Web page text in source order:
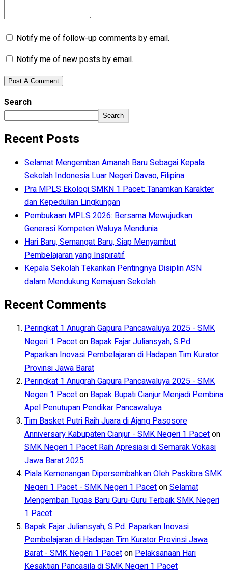
Notify me of follow-up comments by email.
Notify me of new posts by email.
Search
Search
Recent Posts
Selamat Mengemban Amanah Baru Sebagai Kepala
Sekolah Indonesia Luar Negeri Davao, Filipina
Pra MPLS Ekologi SMKN 1 Pacet: Tanamkan Karakter
dan Kepedulian Lingkungan
Pembukaan MPLS 2026: Bersama Mewujudkan
Generasi Kompeten Waluya Mendunia
Hari Baru, Semangat Baru, Siap Menyambut
Pembelajaran yang Inspiratif
Kepala Sekolah Tekankan Pentingnya Disiplin ASN
dalam Mendukung Kemajuan Sekolah
Recent Comments
Peringkat 1 Anugrah Gapura Pancawaluya 2025 - SMK
Negeri 1 Paceton Bapak Fajar Juliansyah, S.Pd.
Paparkan Inovasi Pembelajaran di Hadapan Tim Kurator
Provinsi Jawa Barat
Peringkat 1 Anugrah Gapura Pancawaluya 2025 - SMK
Negeri 1 Paceton Bapak Bupati Cianjur Menjadi Pembina
Apel Penutupan Pendikar Pancawaluya
Tim Basket Putri Raih Juara di Ajang Pasosore
Anniversary Kabupaten Cianjur - SMK Negeri 1 Paceton
SMK Negeri 1 Pacet Raih Apresiasi di Semarak Vokasi
Jawa Barat 2025
Piala Kemenangan Dipersembahkan Oleh Paskibra SMK
Negeri 1 Pacet - SMK Negeri 1 PacetonSelamat
Mengemban Tugas Baru Guru-Guru Terbaik SMK Negeri
1 Pacet
Bapak Fajar Juliansyah, S.Pd. Paparkan Inovasi
Pembelajaran di Hadapan Tim Kurator Provinsi Jawa
Barat - SMK Negeri 1 Paceton Pelaksanaan Hari
Kesaktian Pancasila di SMK Negeri 1 Pacet